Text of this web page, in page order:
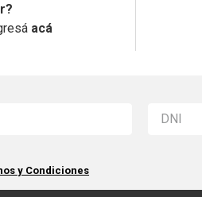
acá
y Condiciones